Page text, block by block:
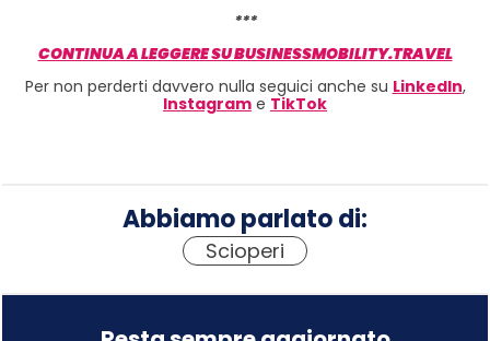
***
CONTINUA A LEGGERE SU BUSINESSMOBILITY.TRAVEL
Per non perderti davvero nulla seguici anche su LinkedIn,
Instagram e TikTok
Abbiamo parlato di:
Scioperi